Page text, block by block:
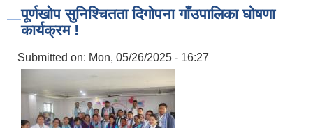
पूर्णखोप सुनिश्चितता दिगोपना गाँउपालिका घोषणा
कार्यक्रम !
Submitted on: Mon, 05/26/2025 - 16:27